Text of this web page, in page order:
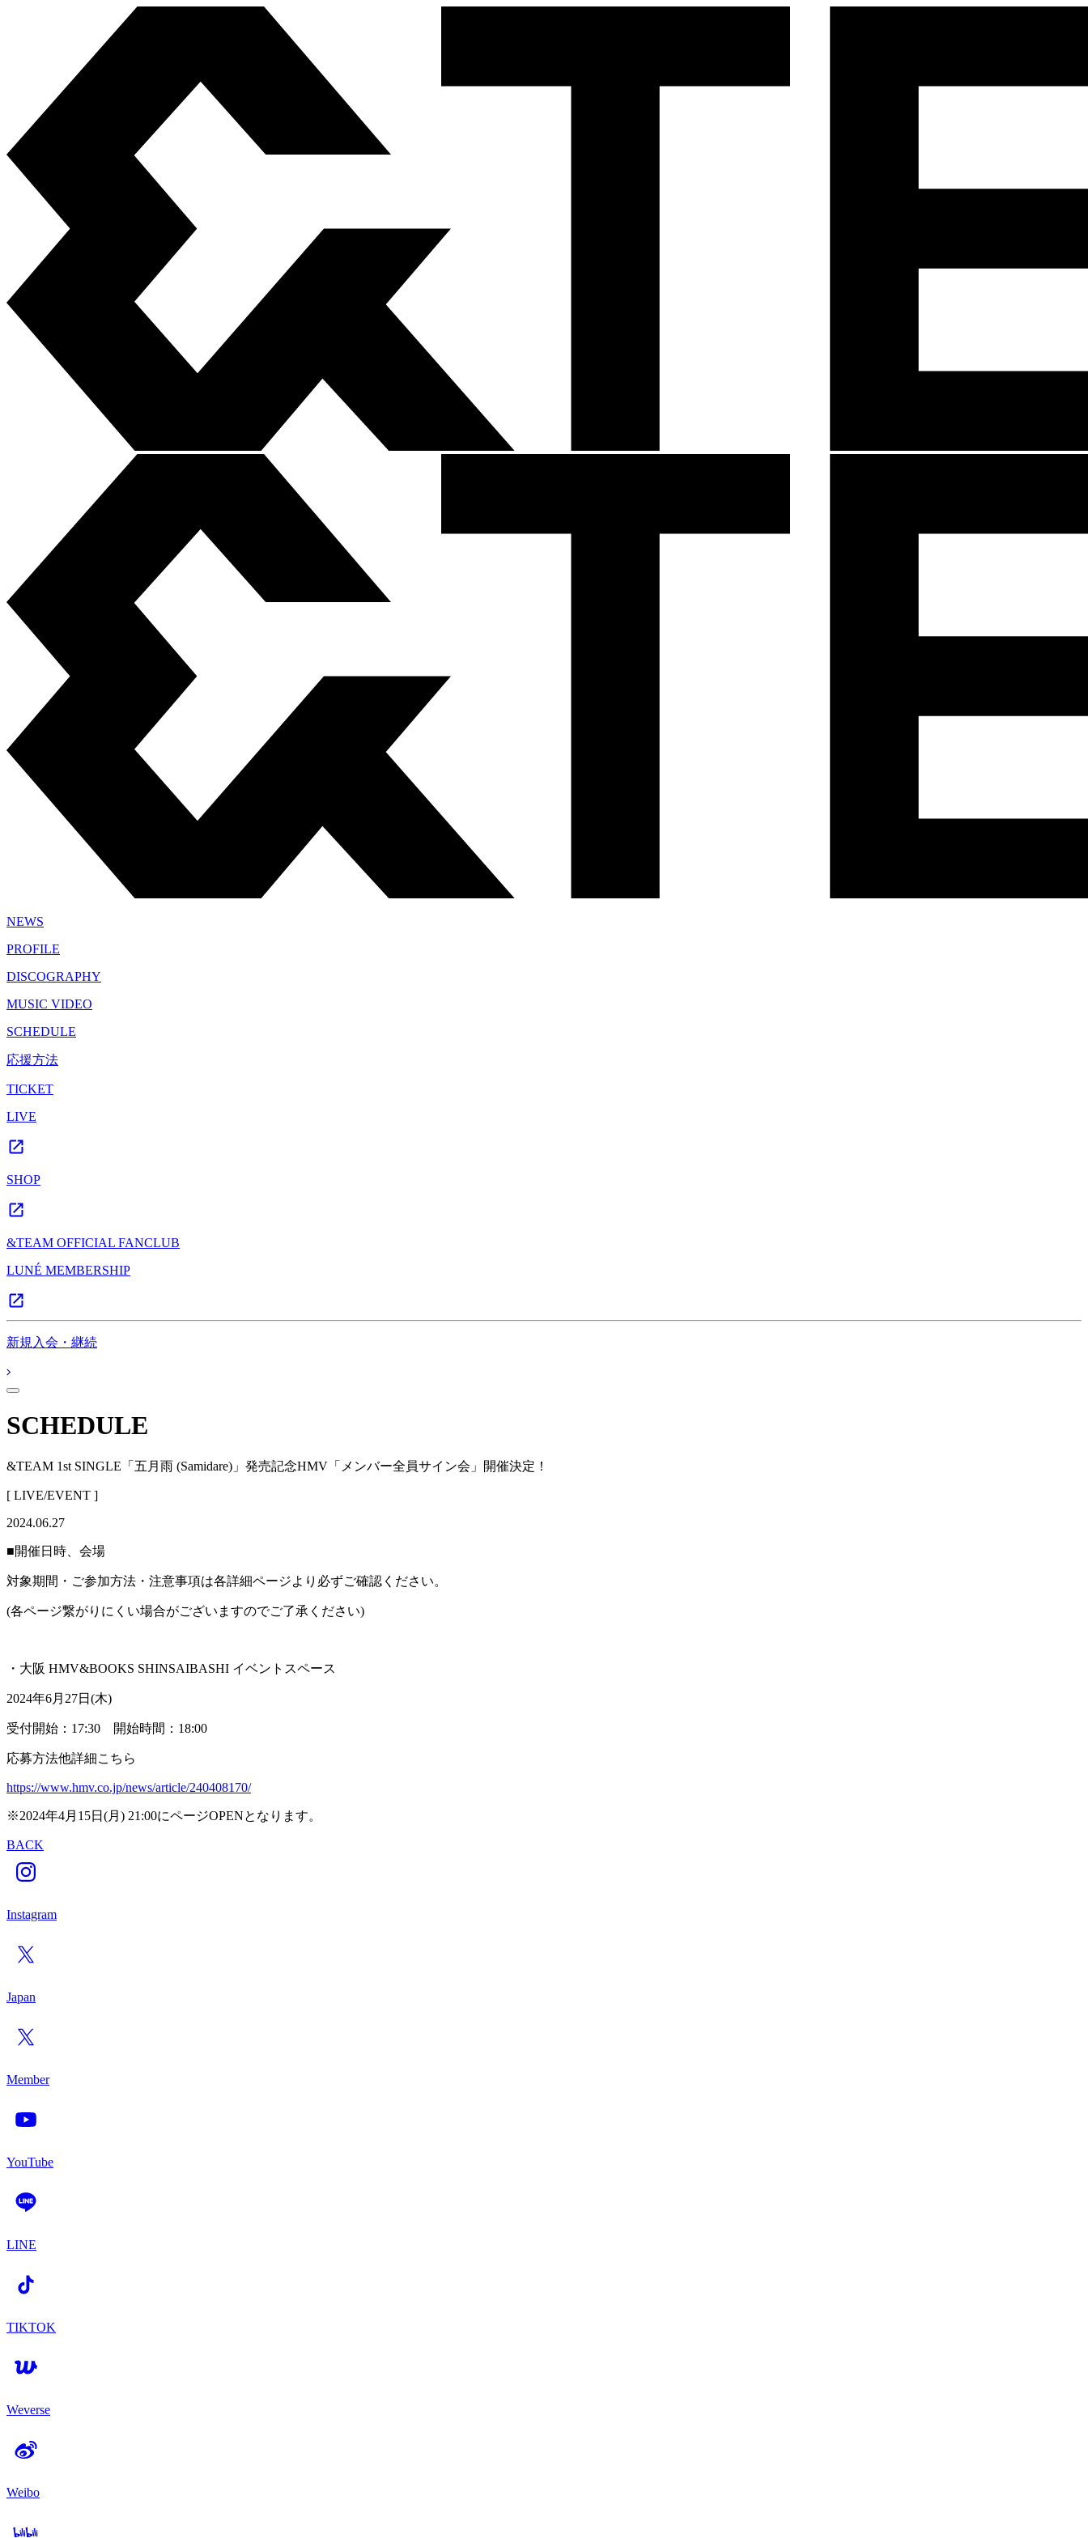
NEWS
PROFILE
DISCOGRAPHY
MUSIC VIDEO
SCHEDULE
応援方法
TICKET
LIVE
SHOP
&TEAM OFFICIAL FANCLUB
LUNÉ MEMBERSHIP
新規入会・継続
SCHEDULE
&TEAM 1st SINGLE「五月雨 (Samidare)」発売記念HMV「メンバー全員サイン会」開催決定！
[ LIVE/EVENT ]
2024.06.27
■開催日時、会場
対象期間・ご参加方法・注意事項は各詳細ページより必ずご確認ください。
(各ページ繋がりにくい場合がございますのでご了承ください)
・大阪 HMV&BOOKS SHINSAIBASHI イベントスペース
2024年6月27日(木)
受付開始：17:30 開始時間：18:00
応募方法他詳細こちら
https://www.hmv.co.jp/news/article/240408170/
※2024年4月15日(月) 21:00にページOPENとなります。
BACK
Instagram
Japan
Member
YouTube
LINE
TIKTOK
Weverse
Weibo